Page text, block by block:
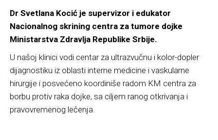
Dr Svetlana Kocić je supervizor i edukator
Nacionalnog skrining centra za tumore dojke
Ministarstva Zdravlja Republike Srbije.
U našoj klinici vodi centar za ultrazvučnu i kolor-dopler
dijagnostiku iz oblasti interne medicine i vaskularne
hirurgije i posvećeno koordiniše radom KM centra za
borbu protiv raka dojke, sa ciljem ranog otkrivanja i
pravovremenog lečenja.